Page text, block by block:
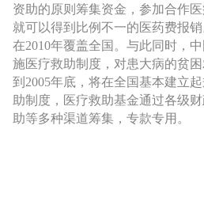
资助的原则筹集资金，参加合作
就可以得到比例不一的医药费报
在2010年覆盖全国。与此同时，
施医疗救助制度，对患大病的贫困
到2005年底，将在全国基本建立
助制度，医疗救助基金通过各级
助等多种渠道筹集，专款专用。